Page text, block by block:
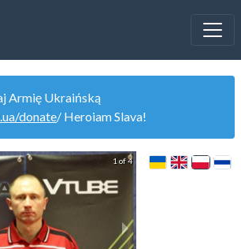
Ukraińską
donate/ Heroiam Slava!
1 of 4